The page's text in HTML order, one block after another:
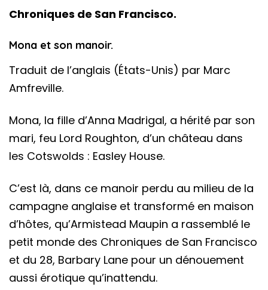
Chroniques de San Francisco.
Mona et son manoir.
Traduit de l’anglais (États-Unis) par Marc
Amfreville.
Mona, la fille d’Anna Madrigal, a hérité par son
mari, feu Lord Roughton, d’un château dans
les Cotswolds : Easley House.
C’est là, dans ce manoir perdu au milieu de la
campagne anglaise et transformé en maison
d’hôtes, qu’Armistead Maupin a rassemblé le
petit monde des Chroniques de San Francisco
et du 28, Barbary Lane pour un dénouement
aussi érotique qu’inattendu.